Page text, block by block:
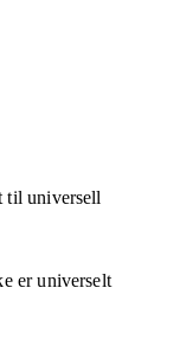
til universell
er universelt